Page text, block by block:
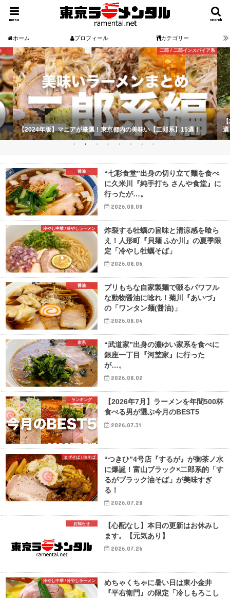
search
menu
ホーム プロフィール カテゴリー
二郎 / 二郎インスパイア系
【2024年版】マニアが厳選！東京都内の美味い【二郎系】15選！
選
醤油
“七彩食堂”出身の切り立て麺を食べ
に久米川『純手打ち さんや食堂』に
行ったが…。
2026.08.08
冷やし中華 / 冷やしラーメン
炸裂する牡蠣の旨味と清涼感を喰ら
え！人形町『貝麺 ふか川』の夏季限
定「冷やし牡蠣そば」
2026.08.06
醤油
プリもちな自家製麺で啜るパワフル
な動物醤油に唸れ！菊川『あいづ』
の「ワンタン麺(醤油)」
2026.08.04
家系
“武道家”出身の濃ゆい家系を食べに
銀座一丁目『河埜家』に行った
が…。
2026.08.02
ランキング
【2026年7月】ラーメンを年間500杯
食べる男が選ぶ今月のBEST5
2026.07.31
まぜそば / 油そば
“つきひ”4号店『するが』が御茶ノ水
に爆誕！富山ブラック×二郎系的「す
るがブラック油そば」が美味すぎ
る！
2026.07.28
お知らせ
【心配なし】本日の更新はお休みし
ます。【元気あり】
2026.07.26
冷やし中華 / 冷やしラーメン
めちゃくちゃに暑い日は東小金井
『平右衛門』の限定「冷しもろこし